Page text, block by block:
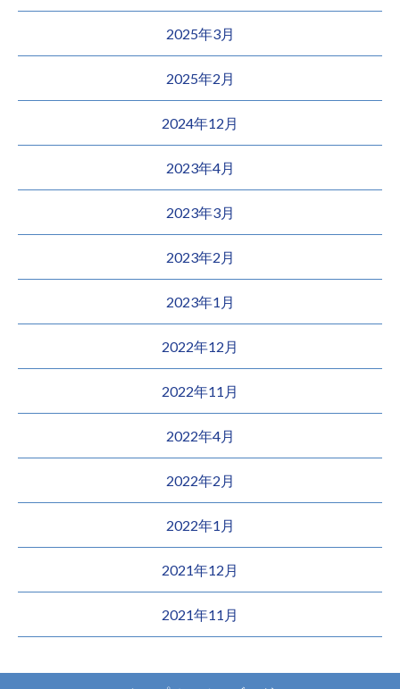
2025年3月
2025年2月
2024年12月
2023年4月
2023年3月
2023年2月
2023年1月
2022年12月
2022年11月
2022年4月
2022年2月
2022年1月
2021年12月
2021年11月